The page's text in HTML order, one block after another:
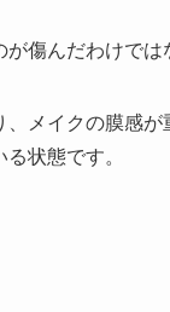
傷んだわけでは
メイクの膜感
状態です。